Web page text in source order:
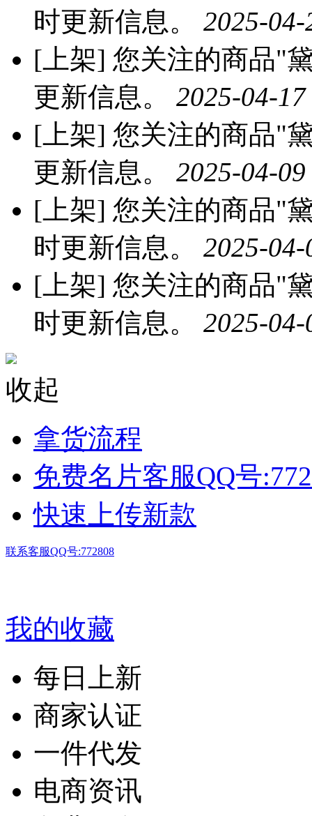
时更新信息。 2025-
[上架] 您关注的商品"
更新信息。 2025-04-
[上架] 您关注的商品"
更新信息。 2025-04-
[上架] 您关注的商品"
时更新信息。 2025-
[上架] 您关注的商品"
时更新信息。 2025-
收起
拿货流程
免费名片客服QQ号
快速上传新款
联系客服QQ号:772808
我的收藏
每日上新
商家认证
一件代发
电商资讯